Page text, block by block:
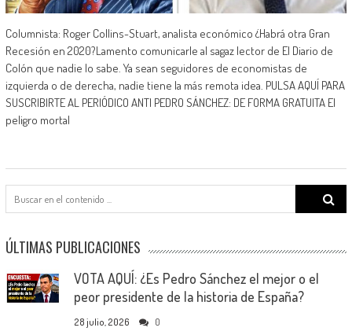
Columnista: Roger Collins-Stuart, analista económico ¿Habrá otra Gran
Recesión en 2020?Lamento comunicarle al sagaz lector de El Diario de
Colón que nadie lo sabe. Ya sean seguidores de economistas de
izquierda o de derecha, nadie tiene la más remota idea. PULSA AQUÍ PARA
SUSCRIBIRTE AL PERIÓDICO ANTI PEDRO SÁNCHEZ: DE FORMA GRATUITA El
peligro mortal
Search
for:
ÚLTIMAS PUBLICACIONES
VOTA AQUÍ: ¿Es Pedro Sánchez el mejor o el
peor presidente de la historia de España?
28 julio, 2026 0